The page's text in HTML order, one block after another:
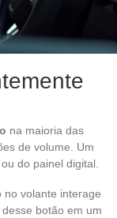
na maioria das
de volume. Um
do painel digital.
no volante interage
botão em um